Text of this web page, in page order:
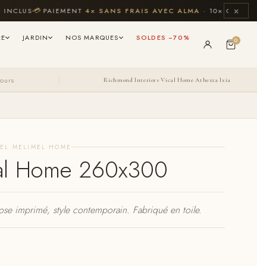
💳PAIEMENT4× SANS FRAIS AVEC ALMA · 10× CB JUSQU'À
×
JARDIN NOS MARQUES SOLDES −70% 0
Richmond Interiors·Vical Home· Athezza · Ixia
MELIMEL HOME
Home 260x300
imprimé, style contemporain. Fabriqué en toile.